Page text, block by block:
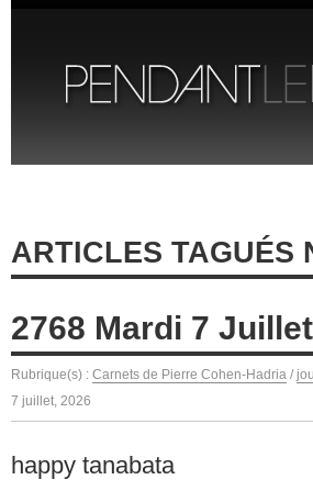
ARTICLES TAGUÉS
2768 Mardi 7
Rubrique(s) : Carnets de Pierre Cohen-Hadria /
7 juillet, 2026
happy tanabata